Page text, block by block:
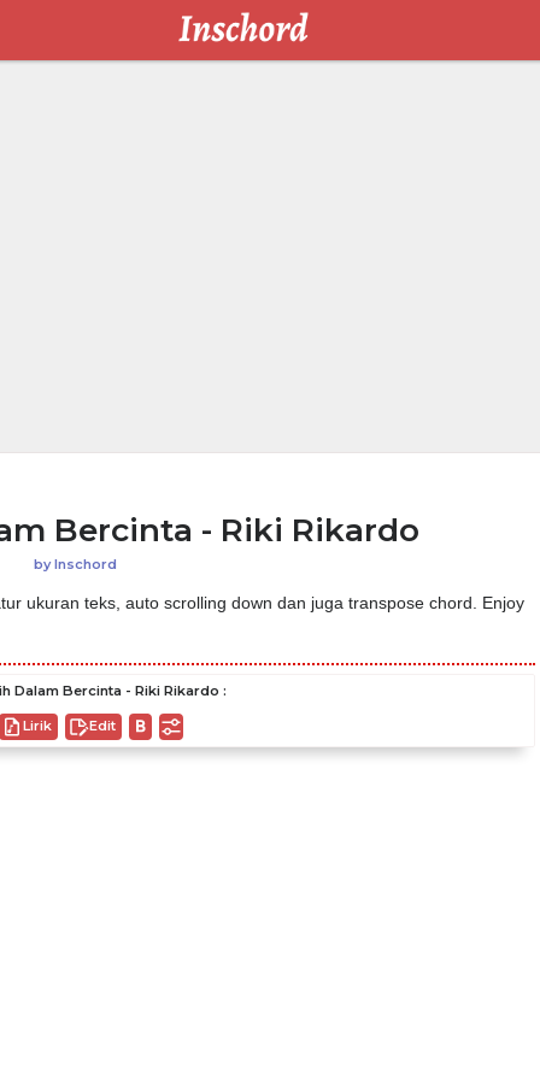
Bercinta - Riki Rikardo
byInschord
ukuran teks, auto scrolling down dan juga transpose chord. Enjoy
Dalam Bercinta - Riki Rikardo :
Lirik Edit